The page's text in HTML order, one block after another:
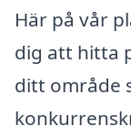
Här på vår
dig att hitta
ditt område